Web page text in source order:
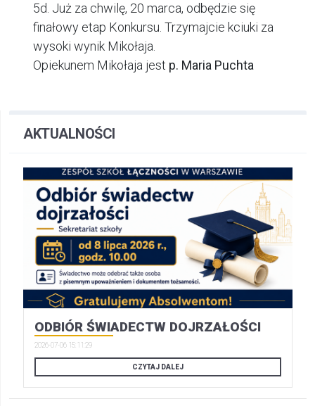
5d. Już za chwilę, 20 marca, odbędzie się
finałowy etap Konkursu. Trzymajcie kciuki za
wysoki wynik Mikołaja.
Opiekunem Mikołaja jest p. Maria Puchta
AKTUALNOŚCI
ODBIÓR ŚWIADECTW DOJRZAŁOŚCI
2026-07-06 15:11:29
CZYTAJ DALEJ